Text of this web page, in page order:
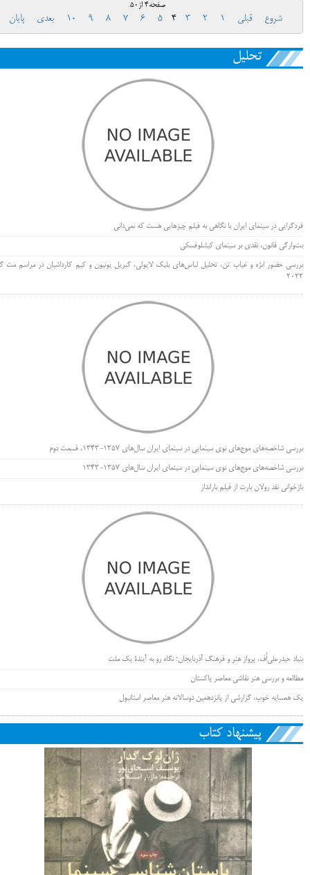
صفحه4 از50
شروع قبلی 1
2
3
4
5
6
7
8
9
10 بعدی پایان
تحلیل
فردگرایی در سینمای ایران با نگاهی به فیلم چیزهایی هست که نمی‌دانی
بت‌وارگی قانون، نقدی بر سینمای کیشلوفسکی
بررسی حضور ابژه و غیاب تن، تحلیل لباس‌های بلیک لایولی، گبریل یونیون و کیم کارداشیان در مراسم مت
۲۰۲۲
بررسی شاخصه‌های موج‌های نوی سینمایی در سینمای ایران سال‌های 1357-1343، قسمت دوم
بررسی شاخصه‌های موج‌های نوی سینمایی در سینمای ایران سال‌های 1357-1343
بازخوانی نقد رولان بارت از فیلم بارانداز
بنیاد حیدرعلی‌اُف، پرواز هنر و فرهنگ آذربایجان؛ نگاه رو به آیندۀ یک ملت
مطالعه و بررسی هنر نقاشی معاصر پاکستان
یک همسایه خوب، گزارشی از پانزدهمین دوسالانه هنر معاصر استانبول
پیشنهاد کتاب